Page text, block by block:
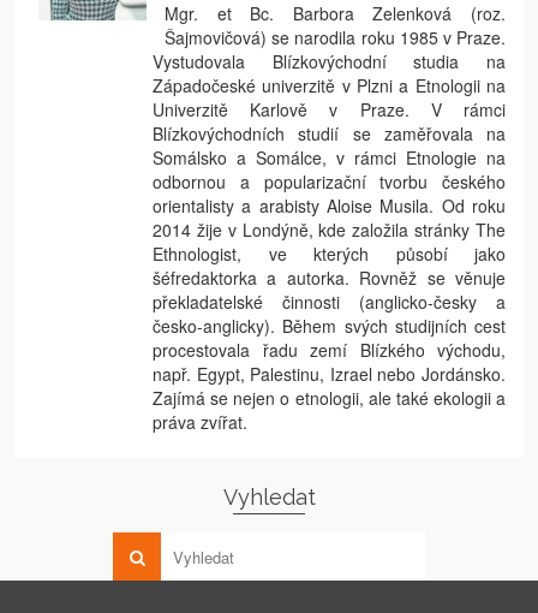
Mgr. et Bc. Barbora Zelenková (roz.
Šajmovičová) se narodila roku 1985 v Praze.
Vystudovala Blízkovýchodní studia na
Západočeské univerzitě v Plzni a Etnologii na
Univerzitě Karlově v Praze. V rámci
Blízkovýchodních studií se zaměřovala na
Somálsko a Somálce, v rámci Etnologie na
odbornou a popularizační tvorbu českého
orientalisty a arabisty Aloise Musila. Od roku
2014 žije v Londýně, kde založila stránky The
Ethnologist, ve kterých působí jako
šéfredaktorka a autorka. Rovněž se věnuje
překladatelské činnosti (anglicko-česky a
česko-anglicky). Během svých studijních cest
procestovala řadu zemí Blízkého východu,
např. Egypt, Palestinu, Izrael nebo Jordánsko.
Zajímá se nejen o etnologii, ale také ekologii a
práva zvířat.
Vyhledat